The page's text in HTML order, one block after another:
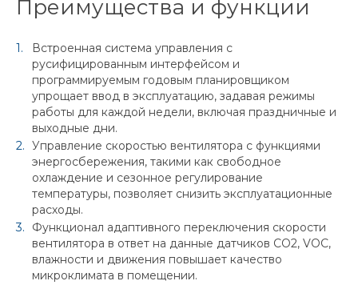
Преимущества и функции
Встроенная система управления с
русифицированным интерфейсом и
программируемым годовым планировщиком
упрощает ввод в эксплуатацию, задавая режимы
работы для каждой недели, включая праздничные и
выходные дни.
Управление скоростью вентилятора с функциями
энергосбережения, такими как свободное
охлаждение и сезонное регулирование
температуры, позволяет снизить эксплуатационные
расходы.
Функционал адаптивного переключения скорости
вентилятора в ответ на данные датчиков CO2, VOC,
влажности и движения повышает качество
микроклимата в помещении.